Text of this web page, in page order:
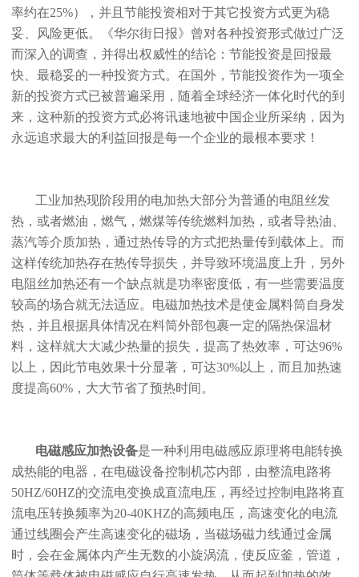
率约在25%），并且节能投资相对于其它投资方式更为稳
妥、风险更低。《华尔街日报》曾对各种投资形式做过广泛
而深入的调查，并得出权威性的结论：节能投资是回报最
快、最稳妥的一种投资方式。在国外，节能投资作为一项全
新的投资方式已被普遍采用，随着全球经济一体化时代的到
来，这种新的投资方式必将讯速地被中国企业所采纳，因为
永远追求最大的利益回报是每一个企业的最根本要求！
工业加热现阶段用的电加热大部分为普通的电阻丝发
热，或者燃油，燃气，燃煤等传统燃料加热，或者导热油、
蒸汽等介质加热，通过热传导的方式把热量传到载体上。而
这样传统加热存在热传导损失，并导致环境温度上升，另外
电阻丝加热还有一个缺点就是功率密度低，有一些需要温度
较高的场合就无法适应。电磁加热技术是使金属料筒自身发
热，并且根据具体情况在料筒外部包裹一定的隔热保温材
料，这样就大大减少热量的损失，提高了热效率，可达96%
以上，因此节电效果十分显著，可达30%以上，而且加热速
度提高60%，大大节省了预热时间。
电磁感应加热设备是一种利用电磁感应原理将电能转换
成热能的电器，在电磁设备控制机芯内部，由整流电路将
50HZ/60HZ的交流电变换成直流电压，再经过控制电路将直
流电压转换频率为20-40KHZ的高频电压，高速变化的电流
通过线圈会产生高速变化的磁场，当磁场磁力线通过金属
时，会在金属体内产生无数的小旋涡流，使反应釜，管道，